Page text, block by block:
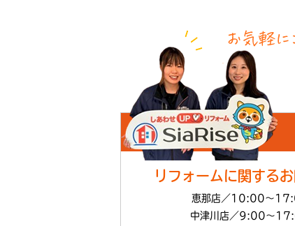
リフォームに関する
恵那店／10:00～
中津川店／9:00～